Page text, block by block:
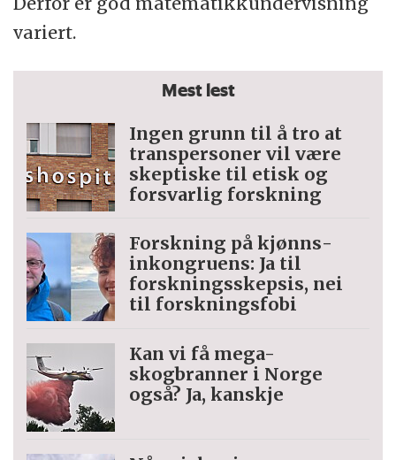
variert.
Mest lest
Ingen grunn til å tro at
trans­personer vil være
skeptiske til etisk og
forsvarlig forskning
Forskning på kjønns­
inkongruens: Ja til
forskningsskepsis, nei
til forskningsfobi
Kan vi få mega-
skogbranner i Norge
også? Ja, kanskje